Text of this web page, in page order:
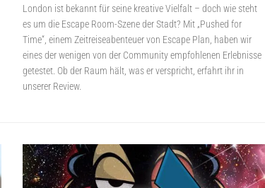
London ist bekannt für seine kreative Vielfalt – doch wie steht
es um die Escape Room-Szene der Stadt? Mit „Pushed for
Time“, einem Zeitreiseabenteuer von Escape Plan, haben wir
eines der wenigen von der Community empfohlenen Erlebnisse
getestet. Ob der Raum hält, was er verspricht, erfahrt ihr in
unserer Review.